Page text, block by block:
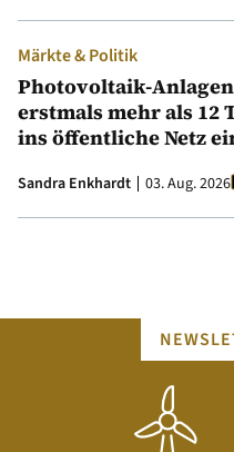
Märkte & Politik
Photovoltaik-
erstmals mehr als 12
ins öffentliche Netz
Sandra Enkhardt 03. Aug. 2026